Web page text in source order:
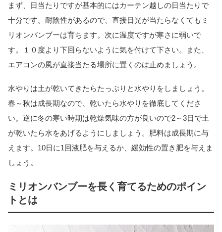
まず、日当たりですが基本的にはカーテン越しの日当たりで
十分です。耐陰性があるので、直接日光が当たらなくてもミ
リオンバンブーは育ちます。次に温度ですが寒さに弱いで
す。１０度より下回らないように気を付けて下さい。また、
エアコンの風が直接当たる場所に置くのは止めましょう。
水やりは土が乾いてきたらたっぷりと水やりをしましょう。
春～秋は成長期なので、乾いたら水やりを徹底してくださ
い。逆に冬の寒い時期は乾燥気味の方が良いので2～3日で土
が乾いたら水をあげるようにしましょう。肥料は成長期に与
えます。10日に1回液肥を与えるか、緩効性の置き肥を与えま
しょう。
ミリオンバンブーを長く育てるためのポイン
トとは